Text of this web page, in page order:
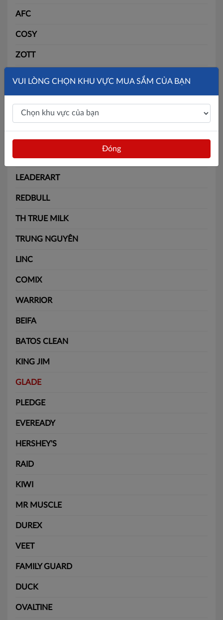
AFC
COSY
ZOTT
SLIDE
SOLITE
BÃI BẰNG
BATOS
LEADERART
REDBULL
TH TRUE MILK
TRUNG NGUYÊN
LINC
COMIX
WARRIOR
BEIFA
BATOS CLEAN
KING JIM
GLADE
PLEDGE
EVEREADY
HERSHEY'S
RAID
KIWI
MR MUSCLE
DUREX
VEET
FAMILY GUARD
DUCK
OVALTINE
VUI LÒNG CHỌN KHU VỰC MUA SẮM CỦA BẠN
Đóng